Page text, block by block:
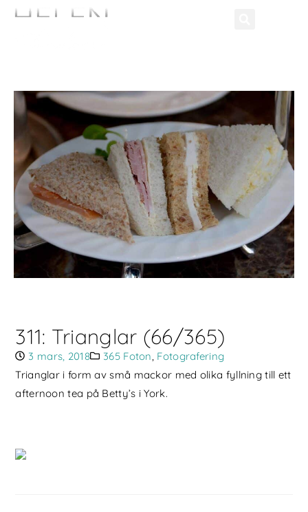
311: Trianglar (66/365)
3 mars, 2018 365 Foton Fotografering
Trianglar i form av små mackor med olika fyllning till ett
afternoon tea på Betty’s i York.